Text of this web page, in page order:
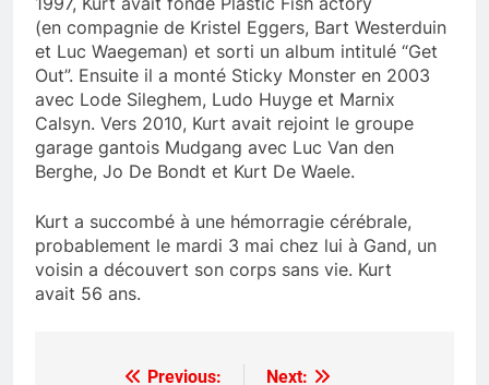
(en compagnie de Kristel Eggers, Bart Westerduin
et Luc Waegeman) et sorti un album intitulé “Get
Out”. Ensuite il a monté Sticky Monster en 2003
avec Lode Sileghem, Ludo Huyge et Marnix
Calsyn. Vers 2010, Kurt avait rejoint le groupe
garage gantois Mudgang avec Luc Van den
Berghe, Jo De Bondt et Kurt De Waele.
Kurt a succombé à une hémorragie cérébrale,
probablement le mardi 3 mai chez lui à Gand, un
voisin a découvert son corps sans vie. Kurt
avait 56 ans.
Previous: Next: